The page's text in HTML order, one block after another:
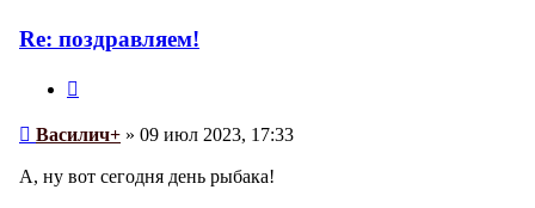
Re: поздравляем!
Сообщение
Василич+ » 09 июл 2023, 17:33
А, ну вот сегодня день рыбака!